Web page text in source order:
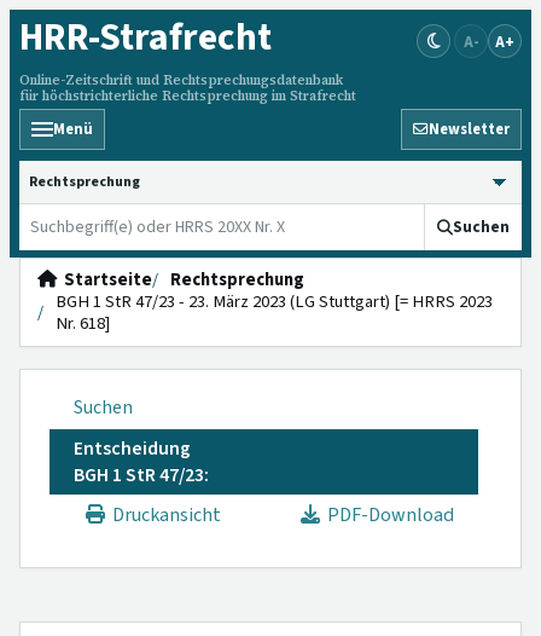
HRR-Strafrecht
Online-Zeitschrift und Rechtsprechungsdatenbank
für höchstrichterliche Rechtsprechung im Strafrecht
A- A+
Menü Newsletter
HRRS durchsuchen
Suchen
Startseite
Rechtsprechung
BGH 1 StR 47/23 - 23. März 2023 (LG Stuttgart) [= HRRS 2023
Nr. 618]
Suchen
Entscheidung
BGH 1 StR 47/23:
Druckansicht
PDF-Download